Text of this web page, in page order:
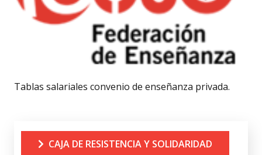
Tablas salariales convenio de enseñanza privada.
CAJA DE RESISTENCIA Y SOLIDARIDAD